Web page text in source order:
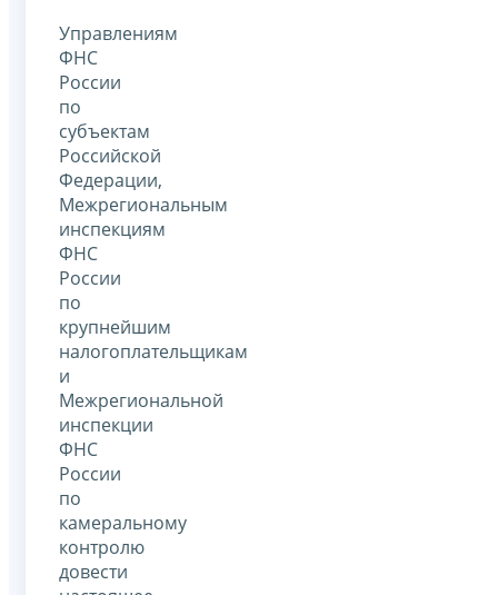
Управлениям
ФНС
России
по
субъектам
Российской
Федерации,
Межрегиональным
инспекциям
ФНС
России
по
крупнейшим
налогоплательщикам
и
Межрегиональной
инспекции
ФНС
России
по
камеральному
контролю
довести